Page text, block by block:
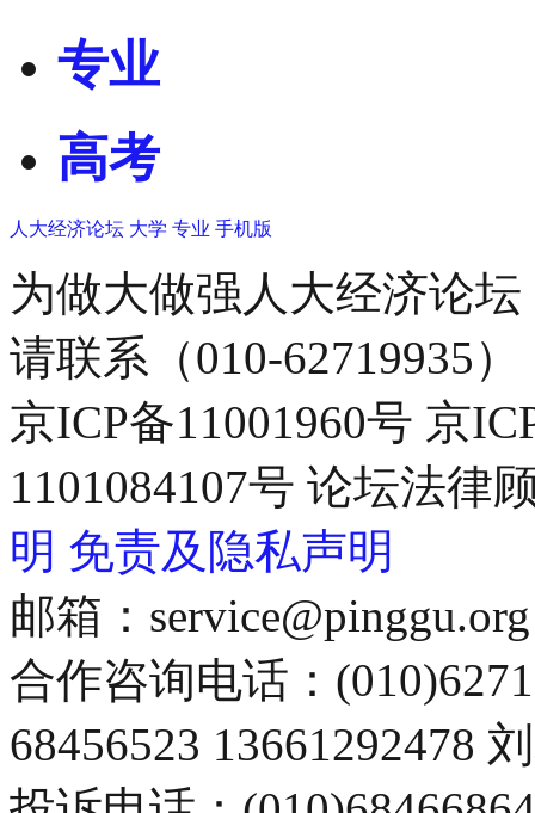
专业
高考
人大经济论坛 大学 专业 手机版
为做大做强人大经济论
请联系（010-62719935）
京ICP备11001960号 京
1101084107号 论坛法律
明 免责及隐私声明
邮箱：service@pinggu.org
合作咨询电话：
68456523 13661292478